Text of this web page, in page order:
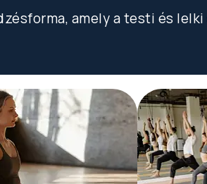
amely a testi és